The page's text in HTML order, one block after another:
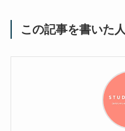
この記事を書いた人